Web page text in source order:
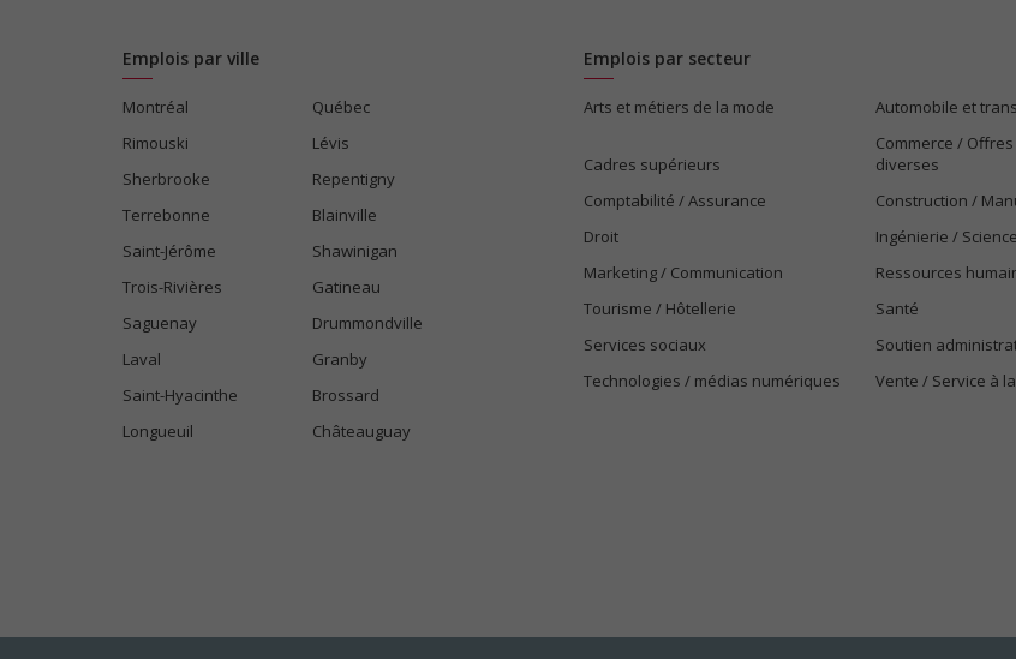
Emplois par ville
Montréal
Québec
Rimouski
Lévis
Sherbrooke
Repentigny
Terrebonne
Blainville
Saint-Jérôme
Shawinigan
Trois-Rivières
Gatineau
Saguenay
Drummondville
Laval
Granby
Saint-Hyacinthe
Brossard
Longueuil
Châteauguay
Emplois par secteur
Arts et métiers de la mode Automobile et
Cadres supérieurs
Commerce /
diverses
Comptabilité / Assurance
Construction /
Droit
Ingénierie /
Marketing / Communication
Ressources
Tourisme / Hôtellerie
Santé
Services sociaux
Soutien
Technologies / médias numériques
Vente / Service à